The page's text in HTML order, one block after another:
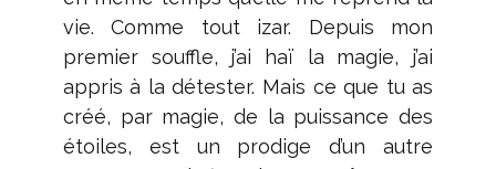
vie. Comme tout izar. Depuis mon
premier souffle, j’ai haï la magie, j’ai
appris à la détester. Mais ce que tu as
créé, par magie, de la puissance des
étoiles, est un prodige d’un autre